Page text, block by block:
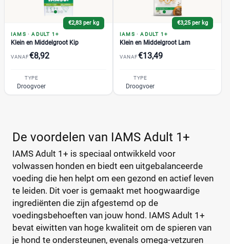
Acana
Almo Nature (68)
Applaws
Beyond
BF Petfood
Bonzo
CaroCroc
Cavom
Darf
Denkadog (21)
Edgard & Cooper
Eukanuba
Fokker
Frolic
+27 meer
Prijs per kg
€ €
Kortingspercentage
€2,83 per kg
IAMS ·ADULT 1+
Klein en Middelgroot Kip
VANAF€8,92
TYPE
Droogvoer
€3,25 per kg
IAMS ·ADULT 1+
Klein en Middelgroot Lam
VANAF€13,49
TYPE
Droogvoer
De voordelen van IAMS Adult 1+
IAMS Adult 1+ is speciaal ontwikkeld voor
volwassen honden en biedt een uitgebalanceerde
voeding die hen helpt om een gezond en actief leven
te leiden. Dit voer is gemaakt met hoogwaardige
ingrediënten die zijn afgestemd op de
voedingsbehoeften van jouw hond. IAMS Adult 1+
bevat eiwitten van hoge kwaliteit om de spieren van
je hond te ondersteunen, evenals omega-vetzuren